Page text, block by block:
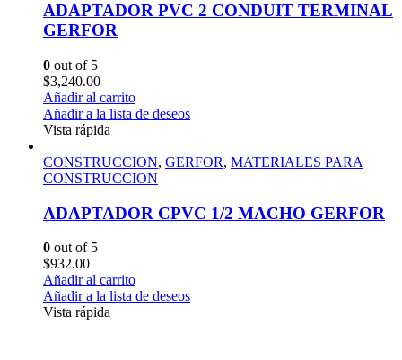
ADAPTADOR PVC 2 CONDUIT TERMINAL
GERFOR
0 out of 5
$3,240.00
Añadir al carrito
Añadir a la lista de deseos
Vista rápida
CONSTRUCCION, GERFOR, MATERIALES PARA
CONSTRUCCION
ADAPTADOR CPVC 1/2 MACHO GERFOR
0 out of 5
$932.00
Añadir al carrito
Añadir a la lista de deseos
Vista rápida